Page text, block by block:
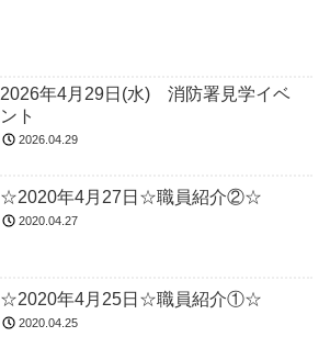
2026年4月29日(水) 消防署見学イベ
ント
2026.04.29
☆2020年4月27日☆職員紹介②☆
2020.04.27
☆2020年4月25日☆職員紹介①☆
2020.04.25